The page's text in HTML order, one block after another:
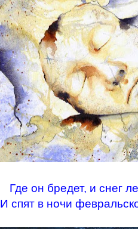
Где он бредет, и снег
И спят в ночи